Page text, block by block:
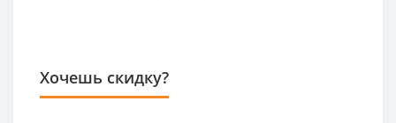
Хочешь скидку?